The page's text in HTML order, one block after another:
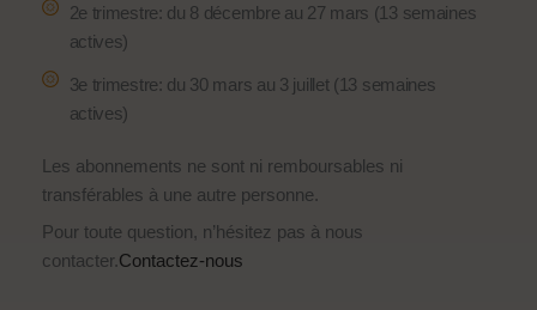
2e trimestre: du 8 décembre au 27 mars (13 semaines
actives)
3e trimestre: du 30 mars au 3 juillet (13 semaines
actives)
Les abonnements ne sont ni remboursables ni
transférables à une autre personne.
Pour toute question, n’hésitez pas à nous
contacter.Contactez-nous